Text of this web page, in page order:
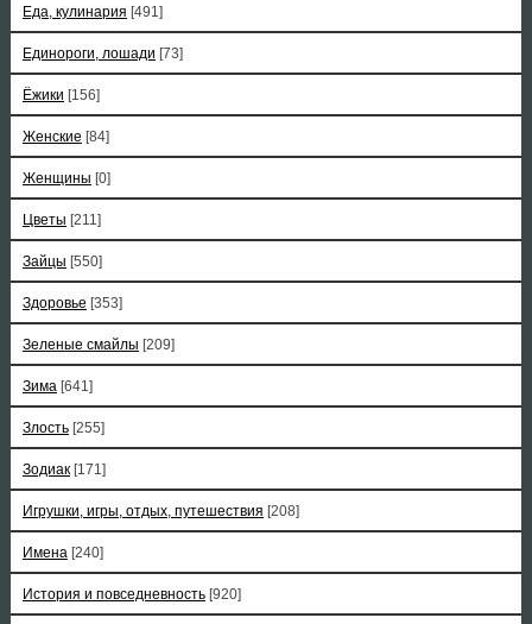
Еда, кулинария [491]
Единороги, лошади [73]
Ёжики [156]
Женские [84]
Женщины [0]
Цветы [211]
Зайцы [550]
Здоровье [353]
Зеленые смайлы [209]
Зима [641]
Злость [255]
Зодиак [171]
Игрушки, игры, отдых, путешествия [208]
Имена [240]
История и повседневность [920]